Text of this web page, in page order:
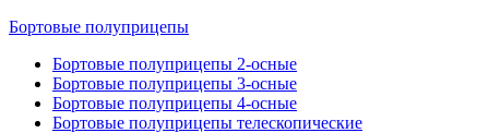
Бортовые полуприцепы
Бортовые полуприцепы 2-осные
Бортовые полуприцепы 3-осные
Бортовые полуприцепы 4-осные
Бортовые полуприцепы телескопические